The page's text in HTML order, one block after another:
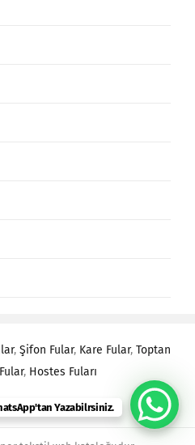
, Şifon Fular, Kare Fular, Toptan
, Hostes Fuları
Yazabilrsiniz.